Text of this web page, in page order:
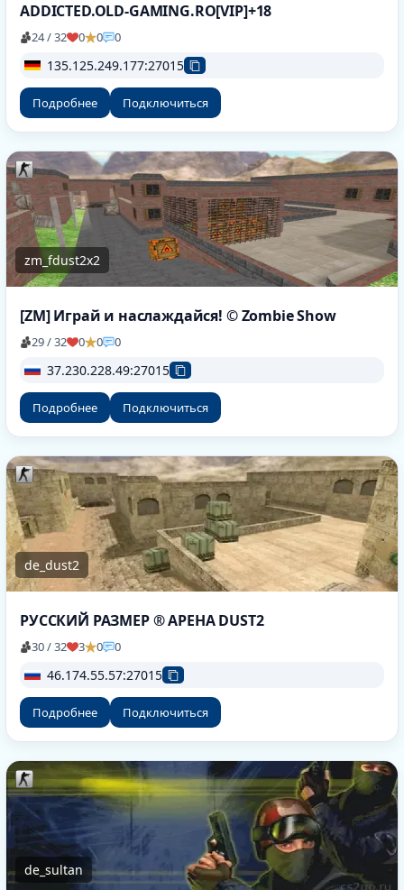
ADDICTED.OLD-GAMING.RO[VIP]+18
24 / 32 0 0 0
135.125.249.177:27015
Подробнее Подключиться
zm_fdust2x2
[ZM] Играй и наслаждайся! © Zombie Show
29 / 32 0 0 0
37.230.228.49:27015
Подробнее Подключиться
de_dust2
РУССКИЙ РАЗМЕР ® АРЕНА DUST2
30 / 32 3 0 0
46.174.55.57:27015
Подробнее Подключиться
de_sultan